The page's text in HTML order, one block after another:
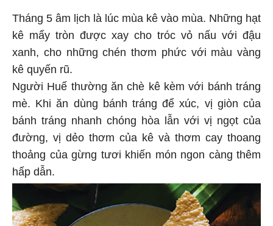
Tháng 5 âm lịch là lúc mùa kê vào mùa. Những hạt
kê mẩy tròn được xay cho tróc vỏ nấu với đậu
xanh, cho những chén thơm phức với màu vàng
kê quyến rũ.
Người Huế thường ăn chè kê kèm với bánh tráng
mè. Khi ăn dùng bánh tráng để xúc, vị giòn của
bánh tráng nhanh chóng hòa lẫn với vị ngọt của
đường, vị dẻo thơm của kê và thơm cay thoang
thoảng của gừng tươi khiến món ngon càng thêm
hấp dẫn.